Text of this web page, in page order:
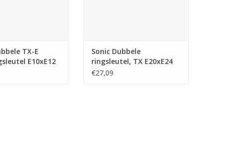
TX-E
E10xE12
Sonic Dubbele
ringsleutel, TX E20xE24
€27,09